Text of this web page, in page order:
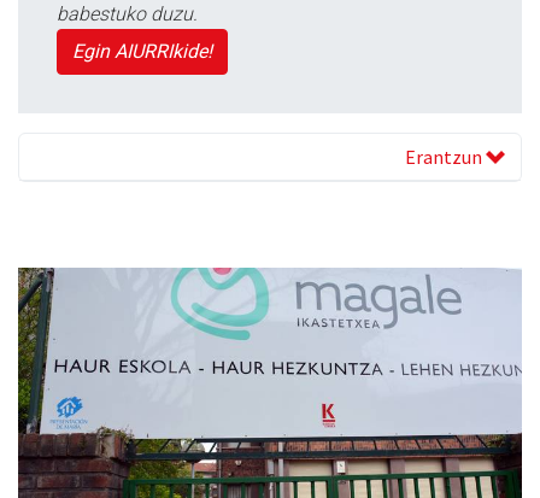
babestuko duzu.
Egin AIURRIkide!
Erantzun